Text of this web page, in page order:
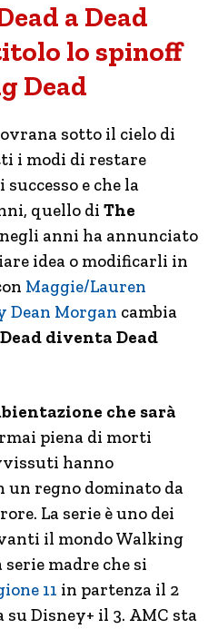
a Dead
lo spinoff
Dead
sotto il cielo di
i modi di restare
e che la
quello di The
anni ha annunciato
idea o modificarli in
Maggie/Lauren
Dean Morgan cambia
diventa Dead
che sarà
piena di morti
hanno
regno dominato da
La serie è uno dei
il mondo Walking
serie madre che si
11 in partenza il 2
Disney+ il 3. AMC sta